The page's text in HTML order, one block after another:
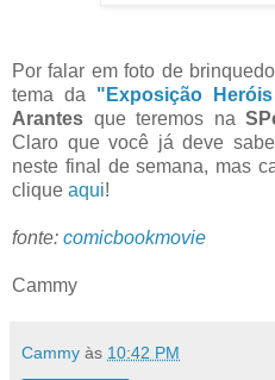
Por falar em foto de
tema da "Exposição
Arantes que teremos na
Claro que você já deve
neste final de semana, mas
clique aqui!
fonte: comicbookmovie
Cammy
Cammy às 10:42 PM